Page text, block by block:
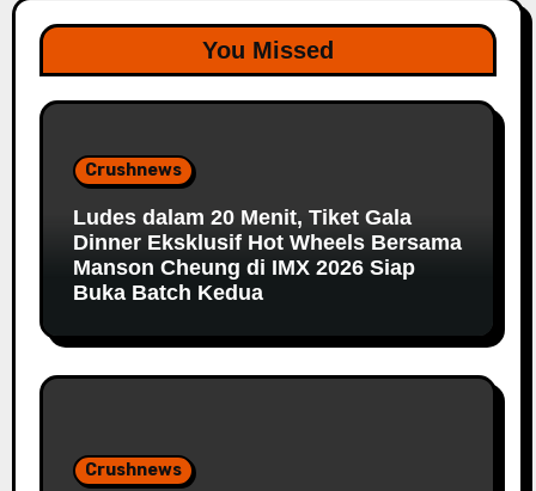
You Missed
Crushnews
Ludes dalam 20 Menit, Tiket Gala
Dinner Eksklusif Hot Wheels Bersama
Manson Cheung di IMX 2026 Siap
Buka Batch Kedua
Crushnews